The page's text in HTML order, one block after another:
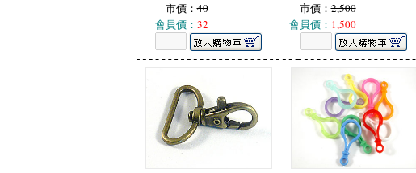
市價：40
會員價： 32
市價：2,500
會員價： 1,500